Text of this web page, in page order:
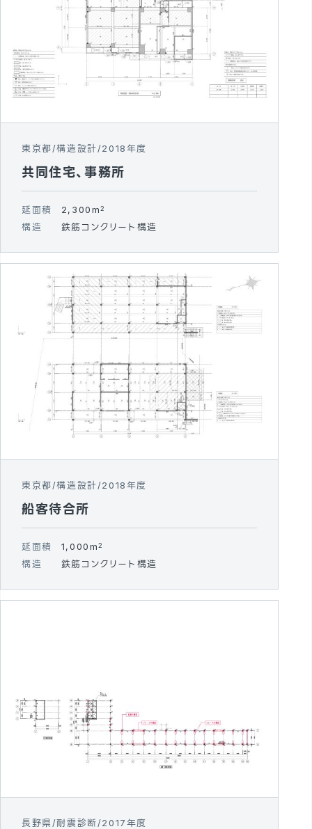
東京都 構造設計 2018年度
共同住宅、事務所
延面積 2,300m2
構造 鉄筋コンクリート構造
東京都 構造設計 2018年度
船客待合所
延面積 1,000m2
構造 鉄筋コンクリート構造
長野県 耐震診断 2017年度